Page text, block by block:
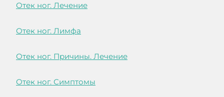
Отек ног. Лечение
Отек ног. Лимфа
Отек ног. Причины. Лечение
Отек ног. Симптомы